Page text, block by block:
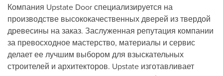
Компания Upstate Door специализируется на
производстве высококачественных дверей из твердой
древесины на заказ. Заслуженная репутация компании
за превосходное мастерство, материалы и сервис
делает ее лучшим выбором для взыскательных
строителей и архитекторов. Upstate изготавливает